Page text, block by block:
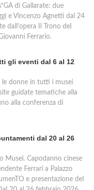
di Gallarate: due
e Vincenzo Agnetti dal 24
dall'opera Il Trono del
Ferrario.
gli eventi dal 6 al 12
le donne in tutti i musei
guidate tematiche alla
alla conferenza di
dal 20 al 26
Musei. Capodanno cinese
Ferrari a Palazzo
e presentazione del